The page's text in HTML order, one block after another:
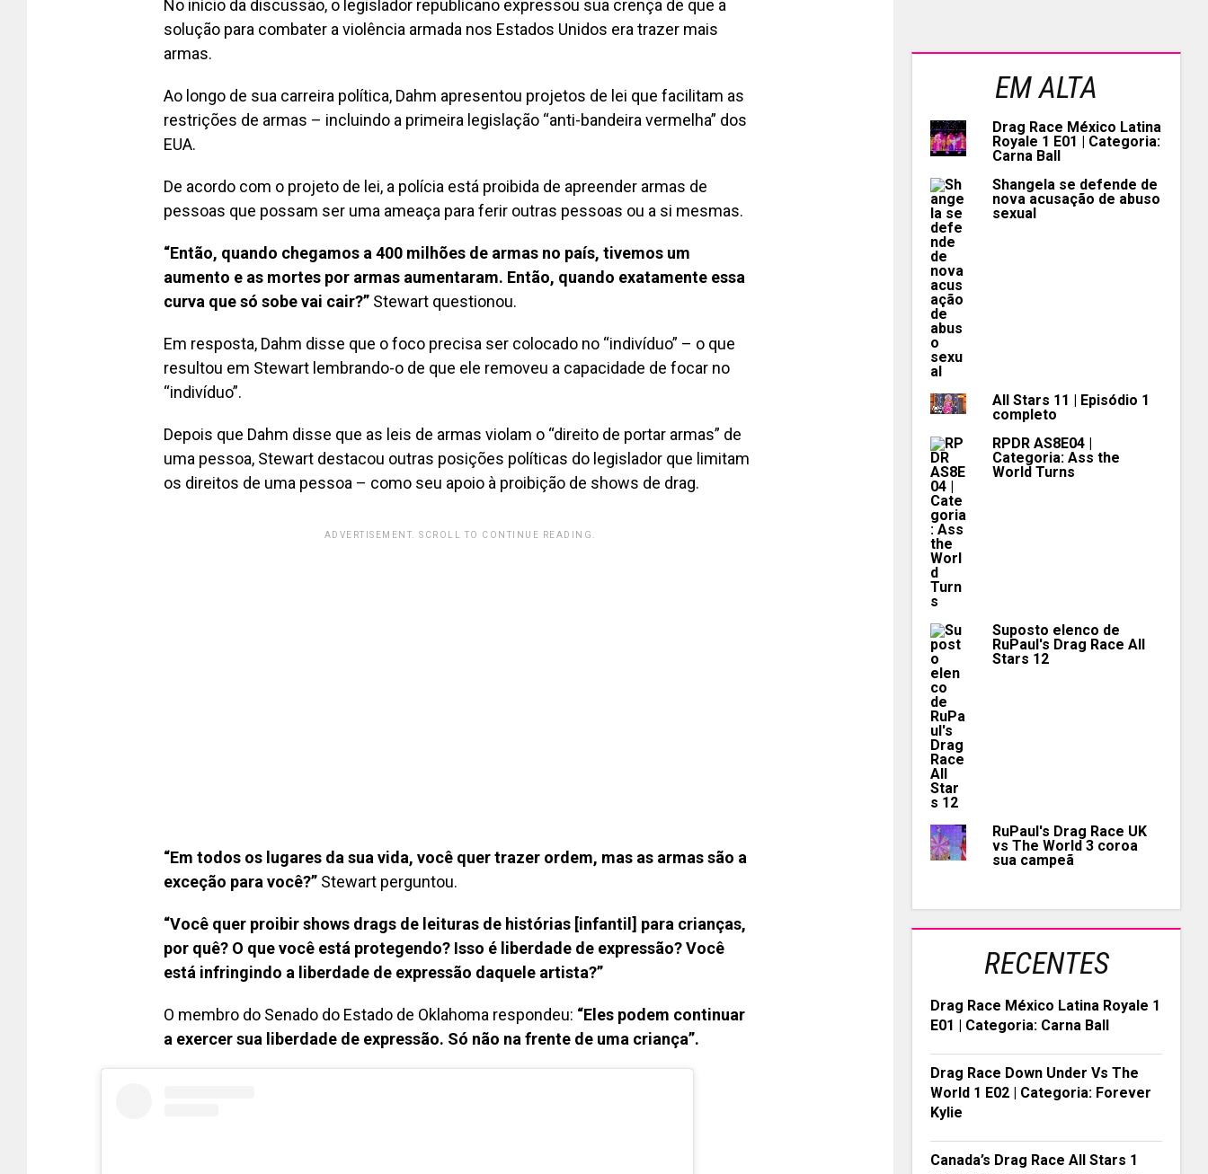
No início da discussão, o legislador republicano expressou sua crença de que a
solução para combater a violência armada nos Estados Unidos era trazer mais
armas.
Ao longo de sua carreira política, Dahm apresentou projetos de lei que facilitam as
restrições de armas – incluindo a primeira legislação “anti-bandeira vermelha” dos
EUA.
De acordo com o projeto de lei, a polícia está proibida de apreender armas de
pessoas que possam ser uma ameaça para ferir outras pessoas ou a si mesmas.
“Então, quando chegamos a 400 milhões de armas no país, tivemos um
aumento e as mortes por armas aumentaram. Então, quando exatamente essa
curva que só sobe vai cair?” Stewart questionou.
Em resposta, Dahm disse que o foco precisa ser colocado no “indivíduo” – o que
resultou em Stewart lembrando-o de que ele removeu a capacidade de focar no
“indivíduo”.
Depois que Dahm disse que as leis de armas violam o “direito de portar armas” de
uma pessoa, Stewart destacou outras posições políticas do legislador que limitam
os direitos de uma pessoa – como seu apoio à proibição de shows de drag.
ADVERTISEMENT. SCROLL TO CONTINUE READING.
“Em todos os lugares da sua vida, você quer trazer ordem, mas as armas são a
exceção para você?” Stewart perguntou.
“Você quer proibir shows drags de leituras de histórias [infantil] para crianças,
por quê? O que você está protegendo? Isso é liberdade de expressão? Você
está infringindo a liberdade de expressão daquele artista?”
O membro do Senado do Estado de Oklahoma respondeu: “Eles podem continuar
a exercer sua liberdade de expressão. Só não na frente de uma criança”.
EM ALTA
Drag Race México Latina
Royale 1 E01 | Categoria:
Carna Ball
Shangela se defende de
nova acusação de abuso
sexual
All Stars 11 | Episódio 1
completo
RPDR AS8E04 |
Categoria: Ass the
World Turns
Suposto elenco de
RuPaul's Drag Race All
Stars 12
RuPaul's Drag Race UK
vs The World 3 coroa
sua campeã
RECENTES
Drag Race México Latina Royale 1
E01 | Categoria: Carna Ball
Drag Race Down Under Vs The
World 1 E02 | Categoria: Forever
Kylie
Canada’s Drag Race All Stars 1